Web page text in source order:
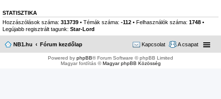
STATISZTIKA
Hozzászólások száma: 313739 • Témák száma: -112 • Felhasználók száma: 1748 •
Legújabb regisztrált tagunk: Star-Lord
NB1.hu Fórum kezdőlap A csapat
Kapcsolat
Powered by phpBB® Forum Software © phpBB Limited
Magyar fordítás ©Magyar phpBB Közösség